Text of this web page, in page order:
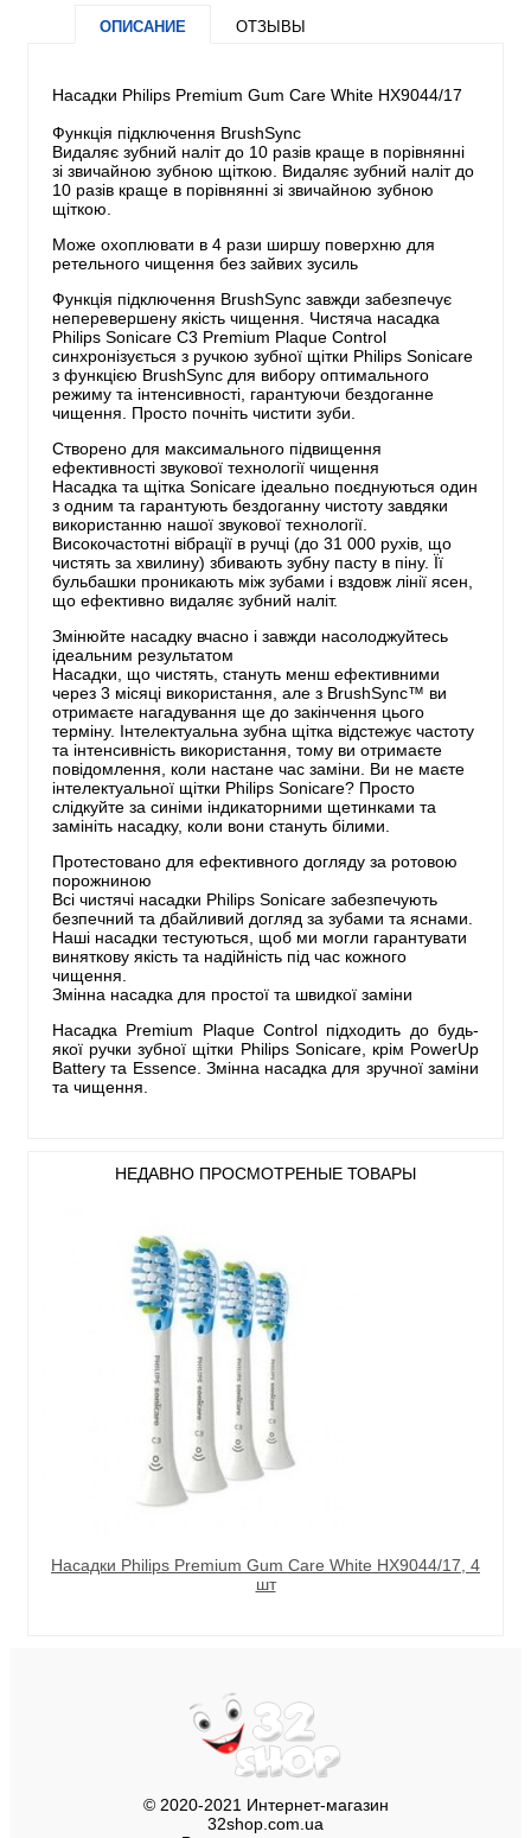
ОПИСАНИЕ ОТЗЫВЫ
Насадки Philips Premium Gum Care White HX9044/17
Функція підключення BrushSync
Видаляє зубний наліт до 10 разів краще в порівнянні
зі звичайною зубною щіткою. Видаляє зубний наліт до
10 разів краще в порівнянні зі звичайною зубною
щіткою.
Може охоплювати в 4 рази ширшу поверхню для
ретельного чищення без зайвих зусиль
Функція підключення BrushSync завжди забезпечує
неперевершену якість чищення. Чистяча насадка
Philips Sonicare C3 Premium Plaque Control
синхронізується з ручкою зубної щітки Philips Sonicare
з функцією BrushSync для вибору оптимального
режиму та інтенсивності, гарантуючи бездоганне
чищення. Просто почніть чистити зуби.
Створено для максимального підвищення
ефективності звукової технології чищення
Насадка та щітка Sonicare ідеально поєднуються один
з одним та гарантують бездоганну чистоту завдяки
використанню нашої звукової технології.
Високочастотні вібрації в ручці (до 31 000 рухів, що
чистять за хвилину) збивають зубну пасту в піну. Її
бульбашки проникають між зубами і вздовж лінії ясен,
що ефективно видаляє зубний наліт.
Змінюйте насадку вчасно і завжди насолоджуйтесь
ідеальним результатом
Насадки, що чистять, стануть менш ефективними
через 3 місяці використання, але з BrushSync™ ви
отримаєте нагадування ще до закінчення цього
терміну. Інтелектуальна зубна щітка відстежує частоту
та інтенсивність використання, тому ви отримаєте
повідомлення, коли настане час заміни. Ви не маєте
інтелектуальної щітки Philips Sonicare? Просто
слідкуйте за синіми індикаторними щетинками та
замініть насадку, коли вони стануть білими.
Протестовано для ефективного догляду за ротовою
порожниною
Всі чистячі насадки Philips Sonicare забезпечують
безпечний та дбайливий догляд за зубами та яснами.
Наші насадки тестуються, щоб ми могли гарантувати
виняткову якість та надійність під час кожного
чищення.
Змінна насадка для простої та швидкої заміни
Насадка Premium Plaque Control підходить до будь-
якої ручки зубної щітки Philips Sonicare, крім PowerUp
Battery та Essence. Змінна насадка для зручної заміни
та чищення.
НЕДАВНО ПРОСМОТРЕНЫЕ ТОВАРЫ
Насадки Philips Premium Gum Care White HX9044/17, 4
шт
© 2020-2021 Интернет-магазин
32shop.com.ua